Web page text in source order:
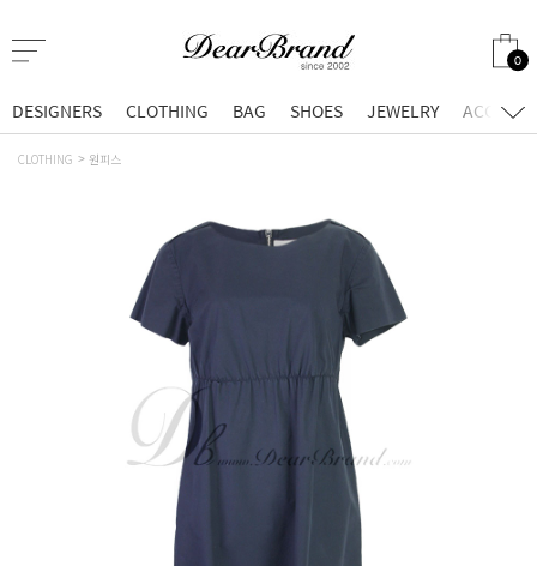
0
DESIGNERS CLOTHING BAG SHOES JEWELRY
CLOTHING 원피스